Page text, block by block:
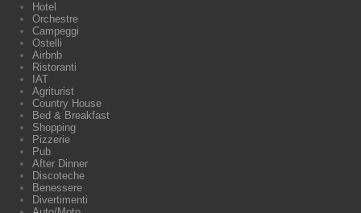
Hotel
Orchestre
Campeggi
Ostelli
Airbnb
Ristoranti
IAT
Agriturist
Country House
Bed & Breakfast
Shopping
Pizzerie
Pub
After Dinner
Discoteche
Benessere
Divertimenti